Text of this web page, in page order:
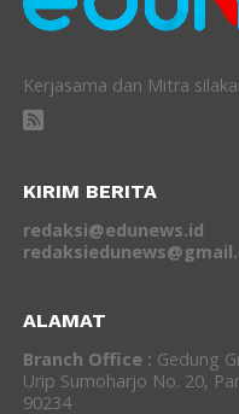
Kerjasama dan Mitra
KIRIM BERITA
redaksi@edunews.id
ALAMAT
Branch Office : Gedung
Urip Sumoharjo No. 20,
90234